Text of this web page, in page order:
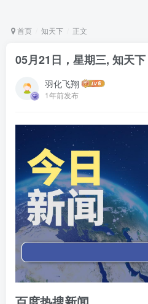
首页 知天下 正文
05月21日，星期三, 知天下
羽化飞翔
1年前发布